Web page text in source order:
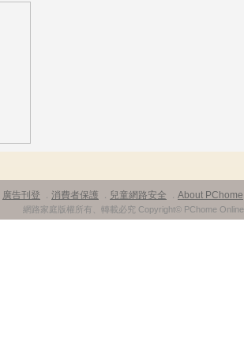
廣告刊登 消費者保護 兒童網路安全 About PChome
網路家庭版權所有、轉載必究 Copyright© PChome Online